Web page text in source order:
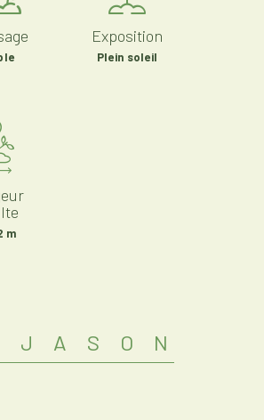
m
Exposition
Plein soleil
J A S O N